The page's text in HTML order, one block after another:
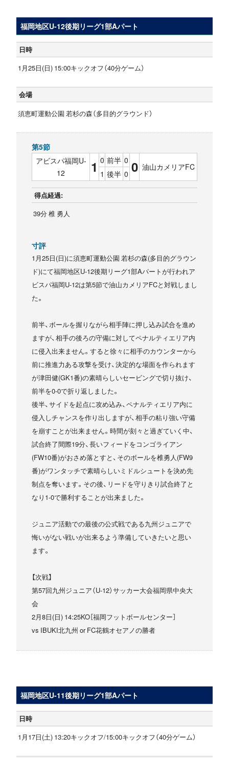
福岡地区U-12後期リーグ1部Aパート
日時
1月25日(日) 15:00キックオフ（40分ゲーム）
会場
須恵町運動公園 若杉の森（多目的グラウンド）
第5節
アビスパ福岡U-
12
1 0 前半 0 0 油山カメリアFC
1 後半 0
得点経過:
39分 椎 勇人
寸評
1月25日(日)に須恵町運動公園 若杉の森(多目的グラウン
ド)にて福岡地区U-12後期リーグ1部Aパートが行われア
ビスパ福岡U-12は第5節で油山カメリアFCと対戦しまし
た。
前半、ボールを握りながら相手陣に押し込み試合を進め
ますが、相手の後ろの守備に対してペナルティエリア内
に侵入出来ません。すると徐々に相手のカウンターから
前に推進力ある攻撃を受け、決定的な場面を作られます
が津田健(GK1番)の素晴らしいセービングで切り抜け、
前半を0-0で折り返しました。
後半、サイドを起点に攻め込み、ペナルティエリア内に
侵入しチャンスを作り出しますが、相手の粘り強い守備
を崩すことが出来ません。時間が刻々と過ぎていく中、
試合終了間際19分、長いフィードをコンゴライアン
(FW10番)がおさめ落とすと、そのボールを椎勇人(FW9
番)がワンタッチで素晴らしいミドルシュートを決め先
制点を奪います。その後、リードを守りきり試合終了と
なり1-0で勝利することが出来ました。
ジュニア活動での最後の公式戦である九州ジュニアで
悔いがない戦いが出来るよう準備していきたいと思い
ます。
【次戦】
第57回九州ジュニア（U-12）サッカー大会福岡県中央大
会
2月8日(日) 14:25KO［福岡フットボールセンター］
vs IBUKI北九州 or FC花鶴オセアノの勝者
福岡地区U-11後期リーグ1部Aパート
日時
1月17日(土) 13:20キックオフ/15:00キックオフ（40分ゲーム）